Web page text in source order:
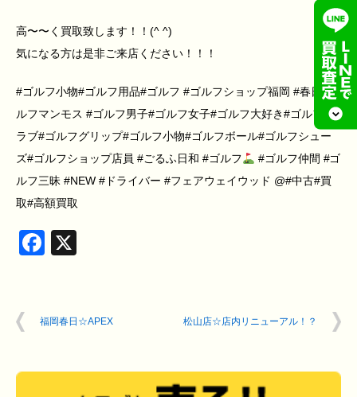
高〜〜く買取致します！！(^ ^)
気になる方は是非ご来店ください！！！
#ゴルフ小物#ゴルフ用品#ゴルフ #ゴルフショップ福岡 #春日#ゴ
ルフマンモス #ゴルフ男子#ゴルフ女子#ゴルフ大好き#ゴルフク
ラブ#ゴルフグリップ#ゴルフ小物#ゴルフボール#ゴルフシュー
ズ#ゴルフショップ店員 #ごるふ日和 #ゴルフ
#ゴルフ仲間 #ゴ
ルフ三昧 #NEW #ドライバー #フェアウェイウッド @#中古#買
取#高額買取
Facebook
福岡春日☆APEX 松山店☆店内リニューアル！？